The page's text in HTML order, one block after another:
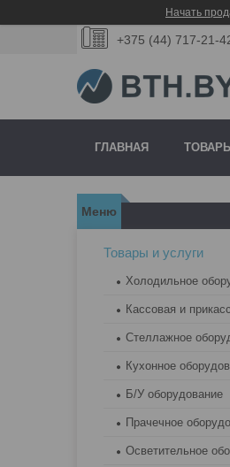
Начать
+375 (44) 717-21-
ГЛАВНАЯ
Товары и услуги
Холодильное
Кассовая и
Стеллажное
Кухонное
Б/У оборудование
Прачечное
Осветительное